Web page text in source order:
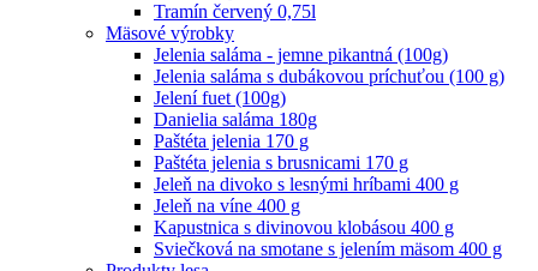
Tramín červený 0,75l
Mäsové výrobky
Jelenia saláma - jemne pikantná (100g)
Jelenia saláma s dubákovou príchuťou (100 g)
Jelení fuet (100g)
Danielia saláma 180g
Paštéta jelenia 170 g
Paštéta jelenia s brusnicami 170 g
Jeleň na divoko s lesnými hríbami 400 g
Jeleň na víne 400 g
Kapustnica s divinovou klobásou 400 g
Sviečková na smotane s jelením mäsom 400 g